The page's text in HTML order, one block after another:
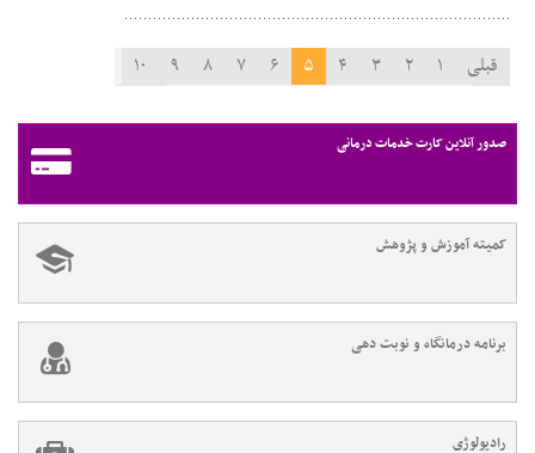
قبلی ۱ ۲ ۳ ۴ ۵ ۶ ۷ ۸ ۹
۱۰
صدور آنلاین کارت خدمات درمانی
کمیته آموزش و پژوهش
برنامه درمانگاه و نوبت دهی
رادیولوژی